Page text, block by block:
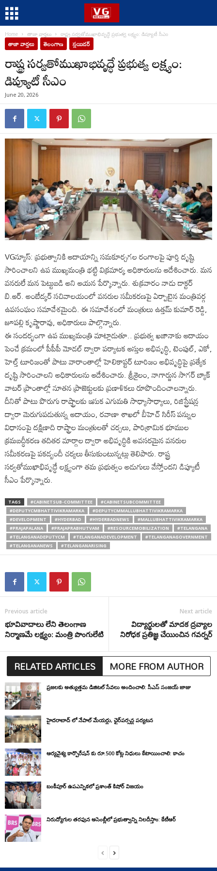
Home తాజా వార్తలు రాష్ట్ర సర్వతోముఖాభివృద్ధే ప్రభుత్వ లక్ష్యం: డిప్యూటీ సీఎం
తాజా వార్తలు తెలంగాణ స్లయిడర్
రాష్ట్ర సర్వతోముఖాభివృద్ధే ప్రభుత్వ లక్ష్యం:
డిప్యూటీ సీఎం
June 20, 2026
VGన్యూస్: ప్రభుత్వానికి ఆదాయాన్ని సమకూర్చగల రంగాలపై పూర్తి దృష్టి
సారించాలని ఉప ముఖ్యమంత్రి భట్టి విక్రమార్క అధికారులను ఆదేశించారు. మన
వనరులే మన పెట్టుబడి అని ఆయన పేర్కొన్నారు. శుక్రవారం నాడు డాక్టర్
బి.ఆర్. అంబేద్కర్ సచివాలయంలో వనరుల సమీకరణపై ఏర్పాటైన మంత్రివర్గ
ఉపసంఘం సమావేశమైంది. ఈ సమావేశంలో మంత్రులు ఉత్తమ్ కుమార్ రెడ్డి,
జూపల్లి కృష్ణారావు, అధికారులు పాల్గొన్నారు.
ఈ సందర్భంగా ఉప ముఖ్యమంత్రి మాట్లాడుతూ.. ప్రభుత్వ ఖజానాకు ఆదాయం
పెంచే క్రమంలో పీపీపీ మోడల్ ద్వారా పర్యాటక ఆస్తుల అభివృద్ధి, టెంపుల్, ఎకో,
హెల్త్ టూరిజంతో పాటు వారాంతాల్లో హెలికాప్టర్ టూరిజం అభివృద్ధిపై ప్రత్యేక
దృష్టి సారించాలని అధికారులను ఆదేశించారు. శ్రీశైలం, నాగార్జున సాగర్ బ్యాక్
వాటర్ ప్రాంతాల్లో నూతన ప్రాజెక్టులకు ప్రణాళికలు రూపొందించాలన్నారు.
దీనితో పాటు పొరుగు రాష్ట్రాలకు ఇసుక ఎగుమతి సాధ్యాసాధ్యాలు, రిజిస్ట్రేషన్ల
ద్వారా మెరుగుపడుతున్న ఆదాయం, రవాణా శాఖలో బీహెచ్ సిరీస్ పన్నుల
విధానంపై దక్షిణాది రాష్ట్రాల మంత్రులతో చర్చలు, పారిశ్రామిక భూముల
క్రమబద్ధీకరణ తదితర మార్గాల ద్వారా అభివృద్ధికి అవసరమైన వనరుల
సమీకరణపై పకడ్బందీ చర్యలు తీసుకుంటున్నట్లు తెలిపారు. రాష్ట్ర
సర్వతోముఖాభివృద్ధే లక్ష్యంగా తమ ప్రభుత్వం అడుగులు వేస్తోందని డిప్యూటీ
సీఎం పేర్కొన్నారు.
TAGS #CABINETSUB-COMMITTEE
#CABINETSUBCOMMITTEE
#DEPUTYCMBHATTIVIKRAMARKA
#DEPUTYCMMALLUBHATTIVIKRAMARKA
#DEVELOPMENT
#HYDERBAD #HYDERBADNEWS
#MALLUBHATTIVIKRAMARKA
#PRAJAPALANA
#PRAJAPRABHUTVAM #RESOURCEMOBILIZATION
#TELANGANA
#TELANGANADEPUTYCM
#TELANGANADEVELOPMENT
#TELANGANAGOVERNMENT
#TELANGANANEWS
#TELANGANARISING
Previous article
భూవివాదాలు లేని తెలంగాణ
నిర్మాణ‌మే లక్ష్యం: మంత్రి పొంగులేటి
Next article
విద్యార్థులతో మాదక ద్రవ్యాల
నిరోధక ప్రతిజ్ఞ చేయించిన గవర్నర్
RELATED ARTICLES MORE FROM AUTHOR
ప్రజలకు అత్యుత్తమ డిజిటల్ సేవలు అందించాలి: సీఎస్ సంజయ్ జాజు
హైదరాబాద్ లో నేపాల్ మేయర్లు, ఛైర్‌పర్సన్ల పర్యటన
ఆర్యవైశ్య కార్పొరేషన్ కు రూ.500 కోట్ల నిధులు కేటాయించాలి: కాచం
బంకీపూర్ ఉపఎన్నికలో ప్రశాంత్ కిషోర్ విజయం
నిరుద్యోగుల తరఫున అసెంబ్లీలో ప్రభుత్వాన్ని నిలదీస్తాం: కేటీఆర్